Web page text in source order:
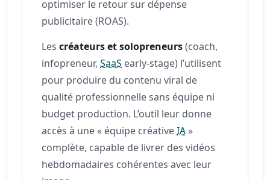
optimiser le retour sur dépense
publicitaire (ROAS).
Lescréateurs et solopreneurs(coach,
infopreneur,SaaS early-stage) l’utilisent
pour produire du contenu viral de
qualité professionnelle sans équipe ni
budget production. L’outil leur donne
accès à une « équipe créativeIA »
complète, capable de livrer des vidéos
hebdomadaires cohérentes avec leur